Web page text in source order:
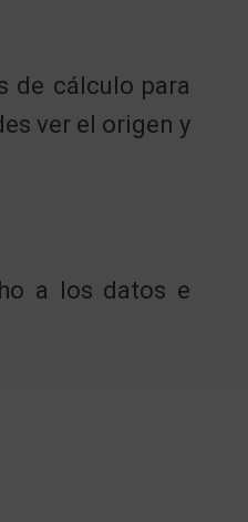
de cálculo para
ver el origen y
a los datos e